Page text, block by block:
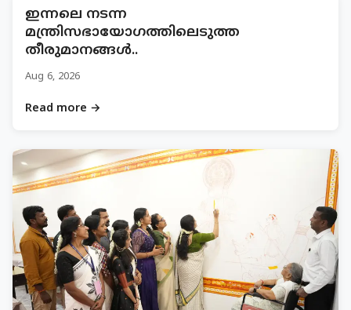
ഇന്നലെ നടന്ന
മന്ത്രിസഭായോഗത്തിലെടുത്ത
തീരുമാനങ്ങൾ..
Aug 6, 2026
Read more →